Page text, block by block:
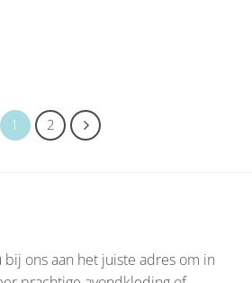
1 2
ons aan het juiste adres om in